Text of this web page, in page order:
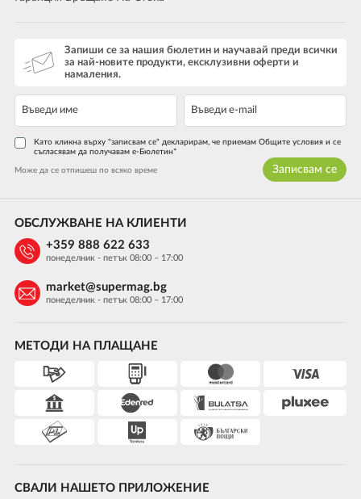
Запиши се за нашия бюлетин и научавай преди всички
за най-новите продукти, ексклузивни оферти и
намаления.
Като кликна върху "записвам се" декларирам, че приемам Общите условия и се
съгласявам да получавам е-Бюлетин*
Може да се отпишеш по всяко време Записвам се
МЕТОДИ НА ПЛАЩАНЕ
СВАЛИ НАШЕТО ПРИЛОЖЕНИЕ
ОБСЛУЖВАНЕ НА КЛИЕНТИ
+359 888 622 633
понеделник - петък 08:00 – 17:00
market@supermag.bg
понеделник - петък 08:00 – 17:00